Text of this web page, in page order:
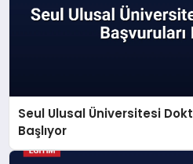
Seul Ulusal Üniversitesi
Başlıyor